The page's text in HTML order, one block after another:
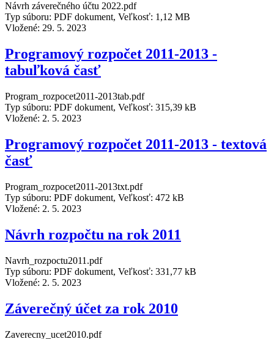
Návrh záverečného účtu 2022.pdf
Typ súboru: PDF dokument, Veľkosť: 1,12 MB
Vložené: 29. 5. 2023
Programový rozpočet 2011-2013 -
tabuľková časť
Program_rozpocet2011-2013tab.pdf
Typ súboru: PDF dokument, Veľkosť: 315,39 kB
Vložené: 2. 5. 2023
Programový rozpočet 2011-2013 - textová
časť
Program_rozpocet2011-2013txt.pdf
Typ súboru: PDF dokument, Veľkosť: 472 kB
Vložené: 2. 5. 2023
Návrh rozpočtu na rok 2011
Navrh_rozpoctu2011.pdf
Typ súboru: PDF dokument, Veľkosť: 331,77 kB
Vložené: 2. 5. 2023
Záverečný účet za rok 2010
Zaverecny_ucet2010.pdf